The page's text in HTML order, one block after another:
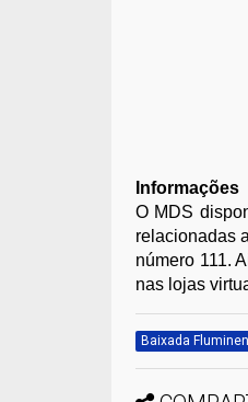
Informações
O MDS
relacionadas
número 111.
nas lojas
Baixada